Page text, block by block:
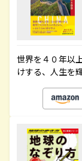
世界を４０年以
けする、人生を